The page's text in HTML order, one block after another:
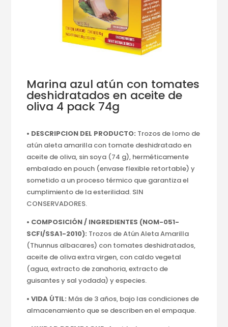
Marina azul atún con tomates
deshidratados en aceite de
oliva 4 pack 74g
• DESCRIPCION DEL PRODUCTO: Trozos de lomo de
atún aleta amarilla con tomate deshidratado en
aceite de oliva, sin soya (74 g), herméticamente
embalado en pouch (envase flexible retortable) y
sometido a un proceso térmico que garantiza el
cumplimiento de la esterilidad. SIN
CONSERVADORES.
• COMPOSICIÓN / INGREDIENTES (NOM-051-
SCFI/SSA1-2010): Trozos de Atún Aleta Amarilla
(Thunnus albacares) con tomates deshidratados,
aceite de oliva extra virgen, con caldo vegetal
(agua, extracto de zanahoria, extracto de
guisantes y sal yodada) y especies.
• VIDA ÚTIL: Más de 3 años, bajo las condiciones de
almacenamiento que se describen en el empaque.